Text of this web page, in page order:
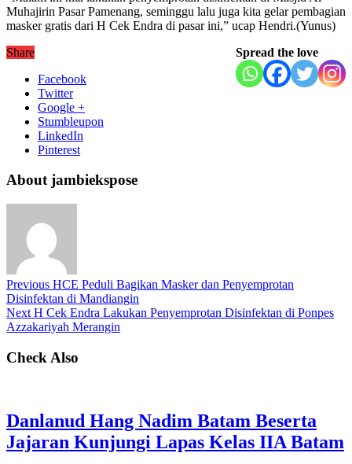
Muhajirin Pasar Pamenang, seminggu lalu juga kita gelar pembagian
masker gratis dari H Cek Endra di pasar ini,” ucap Hendri.(Yunus)
Spread the love
Share
Facebook
Twitter
Google +
Stumbleupon
LinkedIn
Pinterest
About jambiekspose
Previous HCE Peduli Bagikan Masker dan Penyemprotan
Disinfektan di Mandiangin
Next H Cek Endra Lakukan Penyemprotan Disinfektan di Ponpes
Azzakariyah Merangin
Check Also
Danlanud Hang Nadim Batam Beserta
Jajaran Kunjungi Lapas Kelas IIA Batam